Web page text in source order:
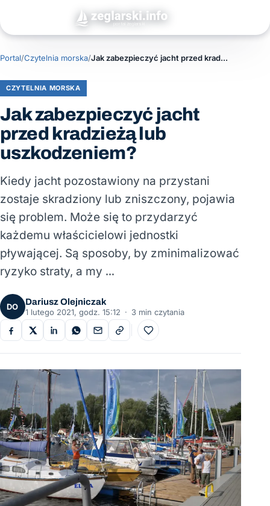
Portal/Czytelnia morska/ Jak zabezpieczyć jacht przed kradzieżą lub uszkodzeniem?
CZYTELNIA MORSKA
Jak zabezpieczyć jacht
przed kradzieżą lub
uszkodzeniem?
Kiedy jacht pozostawiony na przystani
zostaje skradziony lub zniszczony, pojawia
się problem. Może się to przydarzyć
każdemu właścicielowi jednostki
pływającej. Są sposoby, by zminimalizować
ryzyko straty, a my …
DO
Dariusz Olejniczak
1 lutego 2021, godz. 15:12 · 3 min czytania
Do ulubionych